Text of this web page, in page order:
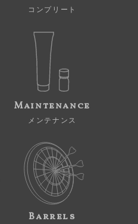
コンプリート
Maintenance
メンテナンス
Barrels